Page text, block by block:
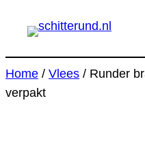
naar
inhoud
Home / Vlees / Runder
verpakt